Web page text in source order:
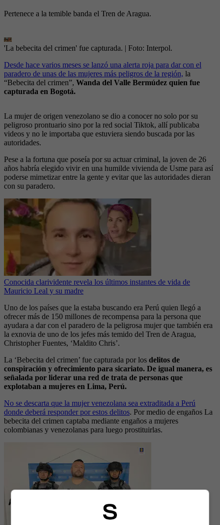
Pertenece a la temible banda el Tren de Aragua.
'La bebecita del crimen' fue capturada. | Foto: Interpol.
Desde hace varios meses se lanzó una alerta roja para dar con el
paradero de unas de las mujeres más peligros de la región, la
“Bebecita del crimen”, Wanda del Valle Bermúdez quien fue
capturada en Bogotá.
La mujer de origen venezolano se dio a conocer no solo por su
peligroso prontuario sino por la red social Tiktok, allí publicaba
videos y no le importaba que estuviera siendo buscada por las
autoridades.
Pese a la fortuna que poseía por su actuar criminal, la joven de 26
años habría elegido vivir en una humilde vivienda de Usme para así
poderse mimetizar entre la gente y evitar que las autoridades dieran
con su paradero.
Conocida clarividente revela los últimos instantes de vida de
Mauricio Leal y su madre
Uno de los países que la estaba buscando era Perú quien llegó a
ofrecer más de 150 millones de recompensa para la persona que
ayudara a dar con el paradero de la peligrosa mujer que también era
la exnovia de uno de los jefes más temido del Tren de Aragua,
Christopher Fuentes, ‘Maldito Chris’.
La ‘Bebecita del crimen’ fue capturada por los delitos de
conspiración y ofrecimiento para sicariato. De igual manera, es
señalada por liderar una red de trata de personas que
explotaban a mujeres en Lima, Perú.
No se descarta que la mujer venezolana sea extraditada a Perú
donde deberá responder por estos delitos. Por medio de engaños La
bebecita del crimen captaba mediante engaños a mujeres
colombianas y venezolanas para luego prostituirlas.